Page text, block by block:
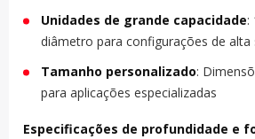
Unidades de grande capacidade:
diâmetro para configurações de alta
Tamanho personalizado:
para aplicações especializadas
Especificações de profundidade e